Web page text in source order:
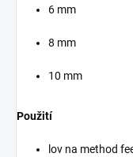
6 mm
8 mm
10 mm
Použití
lov na method